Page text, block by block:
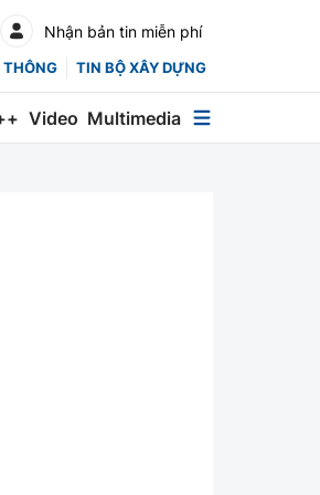
Nhận bản tin miễn phí
TIN BỘ XÂY DỰNG
Video Multimedia